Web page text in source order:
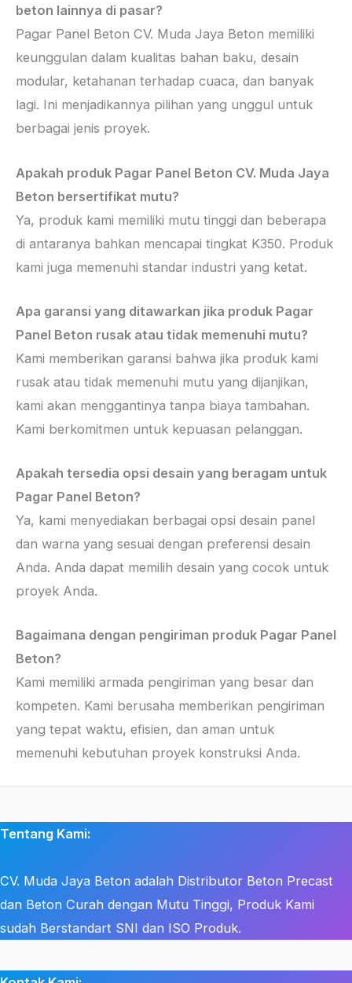
beton lainnya di pasar?
Pagar Panel Beton CV. Muda Jaya Beton memiliki
keunggulan dalam kualitas bahan baku, desain
modular, ketahanan terhadap cuaca, dan banyak
lagi. Ini menjadikannya pilihan yang unggul untuk
berbagai jenis proyek.
Apakah produk Pagar Panel Beton CV. Muda Jaya
Beton bersertifikat mutu?
Ya, produk kami memiliki mutu tinggi dan beberapa
di antaranya bahkan mencapai tingkat K350. Produk
kami juga memenuhi standar industri yang ketat.
Apa garansi yang ditawarkan jika produk Pagar
Panel Beton rusak atau tidak memenuhi mutu?
Kami memberikan garansi bahwa jika produk kami
rusak atau tidak memenuhi mutu yang dijanjikan,
kami akan menggantinya tanpa biaya tambahan.
Kami berkomitmen untuk kepuasan pelanggan.
Apakah tersedia opsi desain yang beragam untuk
Pagar Panel Beton?
Ya, kami menyediakan berbagai opsi desain panel
dan warna yang sesuai dengan preferensi desain
Anda. Anda dapat memilih desain yang cocok untuk
proyek Anda.
Bagaimana dengan pengiriman produk Pagar Panel
Beton?
Kami memiliki armada pengiriman yang besar dan
kompeten. Kami berusaha memberikan pengiriman
yang tepat waktu, efisien, dan aman untuk
memenuhi kebutuhan proyek konstruksi Anda.
Tentang Kami:
CV. Muda Jaya Beton adalah Distributor Beton Precast
dan Beton Curah dengan Mutu Tinggi, Produk Kami
sudah Berstandart SNI dan ISO Produk.